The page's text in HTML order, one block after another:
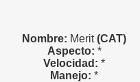
Nombre: Merit(CAT)
Aspecto: *
Velocidad: *
Manejo: *